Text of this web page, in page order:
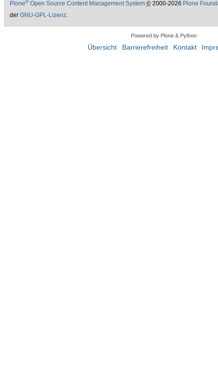
Plone®Open Source Content Management System ©2000-2026 Plone
der GNU-GPL-Lizenz.
Powered by Plone & Python
Übersicht Barrierefreiheit Kontakt